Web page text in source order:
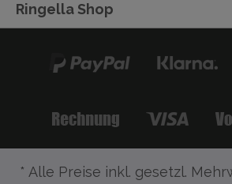
Ringella Shop
* Alle Preise inkl. gesetzl.